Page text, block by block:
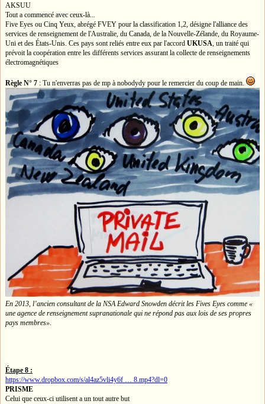
AKSUU
Tout a commencé avec ceux-là...
Five Eyes ou Cinq Yeux, abrégé FVEY pour la classification 1,2, désigne l'alliance des
services de renseignement de l'Australie, du Canada, de la Nouvelle-Zélande, du Royaume-
Uni et des États-Unis. Ces pays sont reliés entre eux par l'accord UKUSA, un traité qui
prévoit la coopération entre les différents services assurant la collecte de renseignements
électromagnétiques
Règle N° 7 : Tu n'enverras pas de mp à nobodydy pour le remercier du coup de main.
En 2013, l’ancien consultant de la NSA Edward Snowden décrit les Fives Eyes comme «
une agence de renseignement supranationale qui ne répond pas aux lois de ses propres
pays membres».
Étape 8 :
https://www.dropbox.com/s/al4az5vli4y6f … 8.mp4?dl=0
PRISME
Celui que ceux-ci utilisent a un tout autre but